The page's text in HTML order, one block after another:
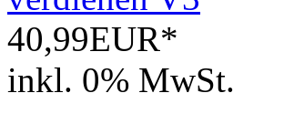
40,99EUR*
inkl. 0% MwSt.